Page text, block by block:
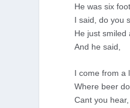
He was six
I said, do you
He just smiled
And he said,
I come from a
Where beer
Cant you